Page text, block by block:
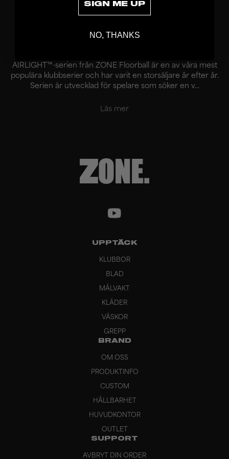
VISAR 17/17 PRODUKTER
AIRLIGHT™-serien från ZONE Floorball är en av våra mest
populära klubbserier och har varit en storsäljare år efter år.
Serien är utvecklad för spelare som söker en v...
Läs mer
UPPTÄCK
KLUBBOR
BLAD
MÅLVAKT
KLÄDER
VÄSKOR
GREPP
BRAND
OM OSS
PRODUKTINFO
CUSTOM
HÅLLBARHET
HUVUDKONTOR
OUTLET
SUPPORT
AVBRYT DIN ORDER
SIGN ME UP
NO, THANKS